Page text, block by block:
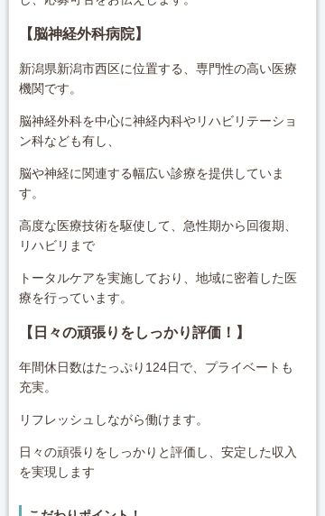
【脳神経外科病院】
新潟県新潟市西区に位置する、専門性の高い医療
機関です。
脳神経外科を中心に神経内科やリハビリテーショ
ン科なども有し、
脳や神経に関連する幅広い診療を提供していま
す。
高度な医療技術を駆使して、急性期から回復期、
リハビリまで
トータルケアを実施しており、地域に密着した医
療を行っています。
【日々の頑張りをしっかり評価！】
年間休日数はたっぷり124日で、プライベートも
充実。
リフレッシュしながら働けます。
日々の頑張りをしっかりと評価し、安定した収入
を実現します